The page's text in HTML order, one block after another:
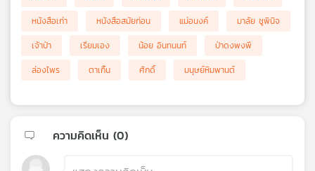
หนังสือเก่า
หนังสือสมัยก่อน แม่อนงค์
มาลัย ชูพินิจ
เจ้าป่า
เรียมเอง น้อย อินทนนท์
ป่าดงพงพี
ล่องไพร
ตาเกิ้น ศักดิ์ มนุษย์หิมพานต์
ความคิดเห็น (0)